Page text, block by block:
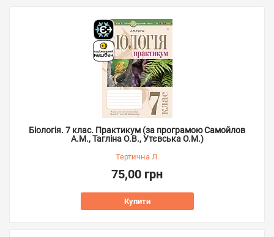
Біологія. 7 клас. Практикум (за програмою Самойлов
А.М., Тагліна О.В., Утєвська О.М.)
Тертична Л.
75,00 грн
Купити